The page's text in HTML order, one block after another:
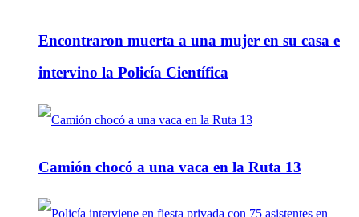
Encontraron muerta a una mujer en su casa e
intervino la Policía Científica
Camión chocó a una vaca en la Ruta 13